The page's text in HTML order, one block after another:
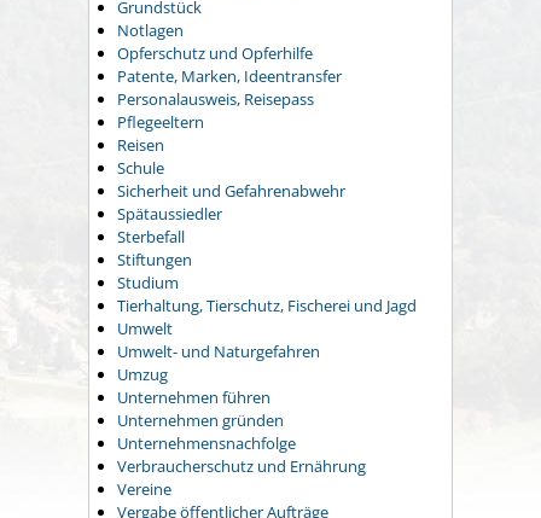
Grundstück
Notlagen
Opferschutz und Opferhilfe
Patente, Marken, Ideentransfer
Personalausweis, Reisepass
Pflegeeltern
Reisen
Schule
Sicherheit und Gefahrenabwehr
Spätaussiedler
Sterbefall
Stiftungen
Studium
Tierhaltung, Tierschutz, Fischerei und Jagd
Umwelt
Umwelt- und Naturgefahren
Umzug
Unternehmen führen
Unternehmen gründen
Unternehmensnachfolge
Verbraucherschutz und Ernährung
Vereine
Vergabe öffentlicher Aufträge